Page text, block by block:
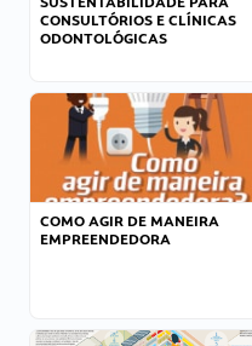
CONSULTÓRIOS E CLÍNICAS
ODONTOLÓGICAS
COMO AGIR DE MANEIRA
EMPREENDEDORA